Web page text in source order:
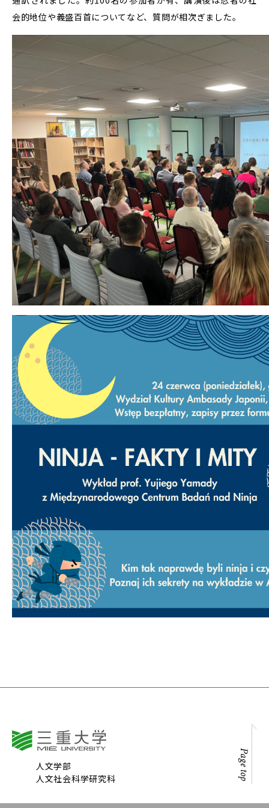
会的地位や義盛百首についてなど、質問が相次ぎました。
Page top
人文学部
人文社会科学研究科